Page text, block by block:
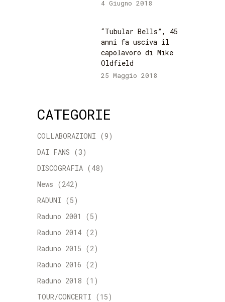
4 Giugno 2018
“Tubular Bells”, 45
anni fa usciva il
capolavoro di Mike
Oldfield
25 Maggio 2018
CATEGORIE
COLLABORAZIONI (9)
DAI FANS (3)
DISCOGRAFIA (48)
News (242)
RADUNI (5)
Raduno 2001
(5)
Raduno 2014 (2)
Raduno 2015 (2)
Raduno 2016 (2)
Raduno 2018 (1)
TOUR/CONCERTI (15)